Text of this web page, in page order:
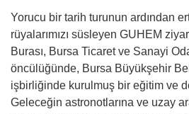
Yorucu bir tarih turunun ardından
rüyalarımızı süsleyen GUHEM
Burası, Bursa Ticaret ve Sanayi
öncülüğünde, Bursa Büyükşehir
işbirliğinde kurulmuş bir eğitim ve
Geleceğin astronotlarına ve uzay